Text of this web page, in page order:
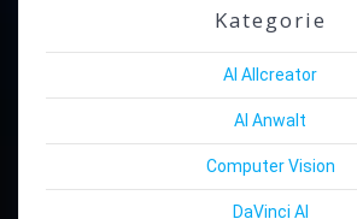
Kategorie
AI Allcreator
AI Anwalt
Computer Vision
DaVinci AI